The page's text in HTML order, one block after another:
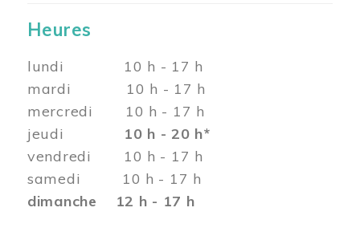
Heures
lundi 10 h - 17 h
mardi 10 h - 17 h
mercredi 10 h - 17 h
jeudi 10 h - 20 h*
vendredi 10 h - 17 h
samedi 10 h - 17 h
dimanche 12 h - 17 h